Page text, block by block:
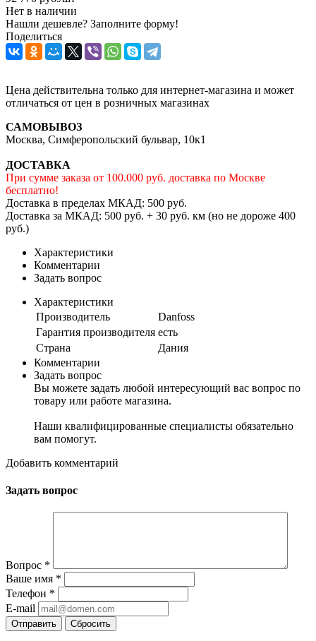
Нет в наличии
Нашли дешевле? Заполните форму!
Поделиться
Цена действительна только для интернет-магазина и может
отличаться от цен в розничных магазинах
САМОВЫВОЗ
Москва, Симферопольский бульвар, 10к1
ДОСТАВКА
При сумме заказа от 100.000 руб. доставка по Москве
бесплатно!
Доставка в пределах МКАД: 500 руб.
Доставка за МКАД: 500 руб. + 30 руб. км (но не дороже 400
руб.)
Характеристики
Комментарии
Задать вопрос
Характеристики
Производитель
Danfoss
Гарантия производителя есть
Страна
Дания
Комментарии
Задать вопрос
Вы можете задать любой интересующий вас вопрос по
товару или работе магазина.
Наши квалифицированные специалисты обязательно
вам помогут.
Добавить комментарий
Задать вопрос
Вопрос *
Ваше имя *
Телефон *
E-mail
Сбросить